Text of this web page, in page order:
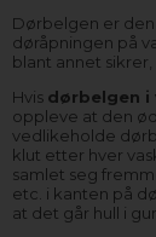
Dørbelgen er den
døråpningen på
blant annet
Hvis dørbelgen i
oppleve at den
vedlikeholde
klut etter hver
samlet seg
etc. i kanten på
at det går hull i